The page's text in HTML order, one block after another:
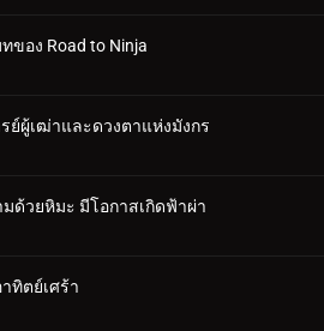
ของ Road to Ninja
ย์ผู้เฒ่าและดวงตาแห่งมังกร
ด้วยหิมะ มีโอกาสเกิดฟ้าผ่า
ทิตย์เศร้า